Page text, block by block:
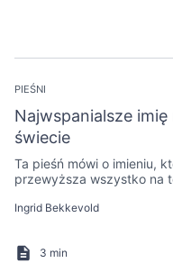
PIEŚNI
Najwspanialsze imię
świecie
Ta pieśń mówi o imieniu,
przewyższa wszystko na
uwielbienia.
Ingrid Bekkevold
3 min